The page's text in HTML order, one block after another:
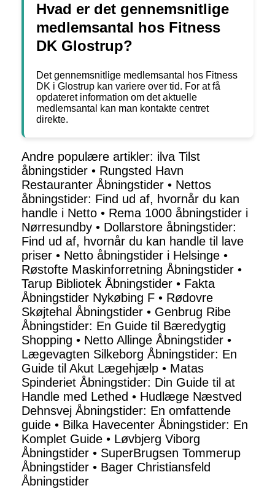
Hvad er det gennemsnitlige
medlemsantal hos Fitness
DK Glostrup?
Det gennemsnitlige medlemsantal hos Fitness
DK i Glostrup kan variere over tid. For at få
opdateret information om det aktuelle
medlemsantal kan man kontakte centret
direkte.
Andre populære artikler: ilva Tilst
åbningstider • Rungsted Havn
Restauranter Åbningstider • Nettos
åbningstider: Find ud af, hvornår du kan
handle i Netto • Rema 1000 åbningstider i
Nørresundby • Dollarstore åbningstider:
Find ud af, hvornår du kan handle til lave
priser • Netto åbningstider i Helsinge •
Røstofte Maskinforretning Åbningstider •
Tarup Bibliotek Åbningstider • Fakta
Åbningstider Nykøbing F • Rødovre
Skøjtehal Åbningstider • Genbrug Ribe
Åbningstider: En Guide til Bæredygtig
Shopping • Netto Allinge Åbningstider •
Lægevagten Silkeborg Åbningstider: En
Guide til Akut Lægehjælp • Matas
Spinderiet Åbningstider: Din Guide til at
Handle med Lethed • Hudlæge Næstved
Dehnsvej Åbningstider: En omfattende
guide • Bilka Havecenter Åbningstider: En
Komplet Guide • Løvbjerg Viborg
Åbningstider • SuperBrugsen Tommerup
Åbningstider • Bager Christiansfeld
Åbningstider